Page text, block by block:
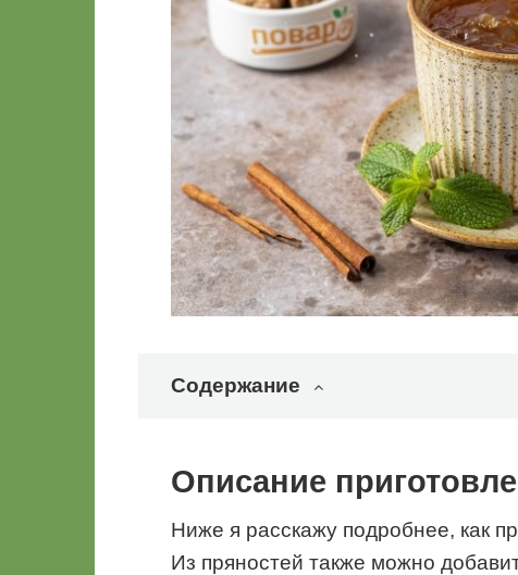
Содержание
Описание
Ниже я расскажу подробнее, как
Из пряностей также можно